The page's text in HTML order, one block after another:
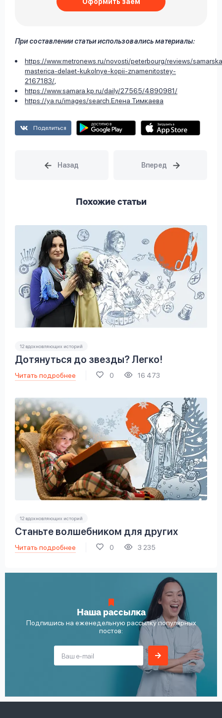
При составлении статьи использовались материалы:
https://www.metronews.ru/novosti/peterbourg/reviews/
masterica-delaet-kukolnye-kopii-znamenitostey-
2167183/
https://www.samara.kp.ru/daily/27565/4890981/
https://ya.ru/images/search.Елена Тимкаева
Поделиться
Похожие статьи
12 вдохновляющих историй
Дотянуться до звезды? Легко!
Читать подробнее 0 16 473
12 вдохновляющих историй
Станьте волшебником для других
Читать подробнее 0 3 235
Наша рассылка
Подпишись на еженедельную рассылку популярных
постов: